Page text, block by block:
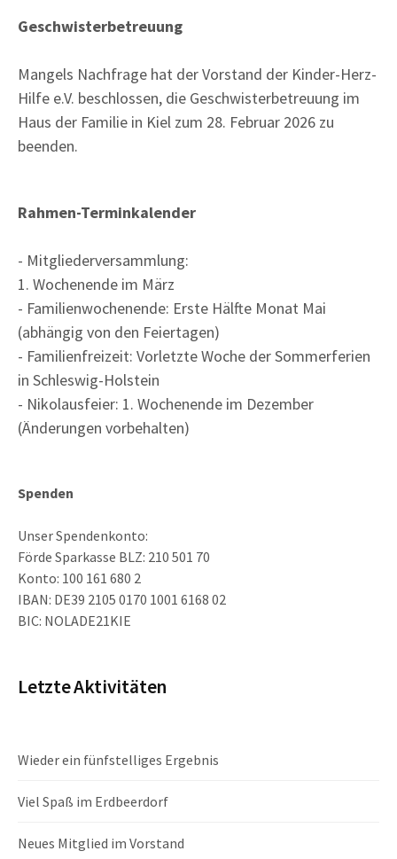
Geschwisterbetreuung
Mangels Nachfrage hat der Vorstand der Kinder-Herz-
Hilfe e.V. beschlossen, die Geschwisterbetreuung im
Haus der Familie in Kiel zum 28. Februar 2026 zu
beenden.
Rahmen-Terminkalender
- Mitgliederversammlung:
1. Wochenende im März
- Familienwochenende: Erste Hälfte Monat Mai
(abhängig von den Feiertagen)
- Familienfreizeit: Vorletzte Woche der Sommerferien
in Schleswig-Holstein
- Nikolausfeier: 1. Wochenende im Dezember
(Änderungen vorbehalten)
Spenden
Unser Spendenkonto:
Förde Sparkasse BLZ: 210 501 70
Konto: 100 161 680 2
IBAN: DE39 2105 0170 1001 6168 02
BIC: NOLADE21KIE
Letzte Aktivitäten
Wieder ein fünfstelliges Ergebnis
Viel Spaß im Erdbeerdorf
Neues Mitglied im Vorstand